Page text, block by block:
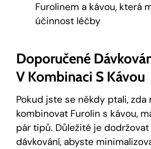
Furolinem a kávou, která
účinnost léčby
Doporučené
V Kombinaci S Kávou
Pokud jste se někdy ptali, zda
kombinovat Furolin s kávou,
pár tipů. Důležité je
dávkování, abyste